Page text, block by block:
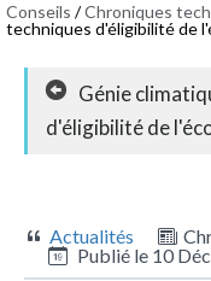
Conseils /Chroniques
techniques d'éligibilité de
Génie
d'éligibilité de
Actualités
Publié le 10